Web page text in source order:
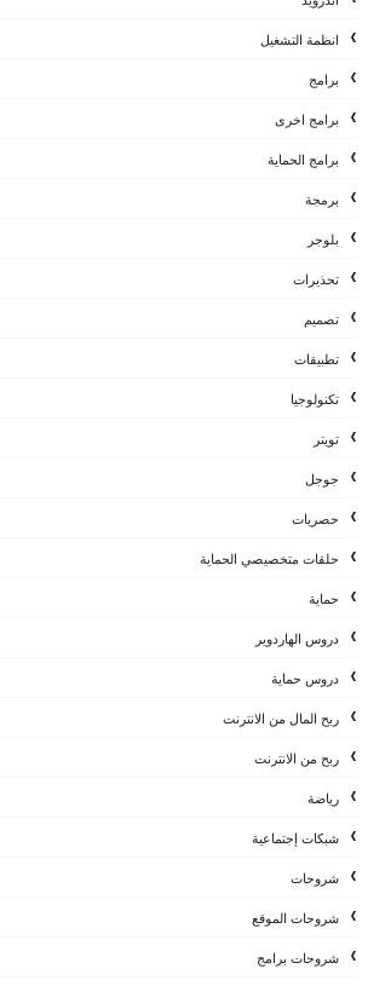
انظمة التشغيل
برامج
برامج اخرى
برامج الحماية
برمجة
بلوجر
تحذيرات
تصميم
تطبيقات
تكنولوجيا
تويتر
جوجل
حصريات
حلقات متخصيصي الحماية
حماية
دروس الهاردوير
دروس حماية
ربح المال من الانترنت
ربح من الانترنت
رياضة
شبكات إجتماعية
شروحات
شروحات الموقع
شروحات برامج